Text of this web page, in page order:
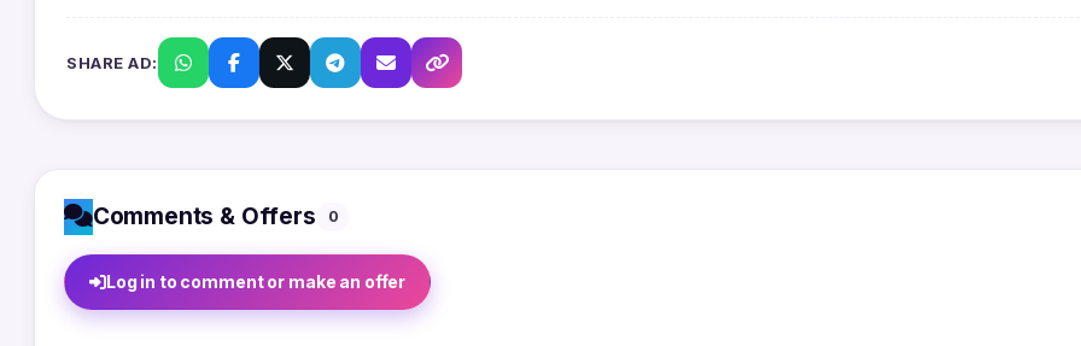
SHARE AD:
Comments & Offers 0
Log in to comment or make an offer